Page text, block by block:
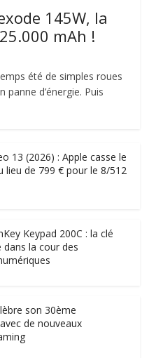
145W, la
mAh !
été de simples roues
d’énergie. Puis
13 (2026) : Apple casse le
lieu de 799 € pour le 8/512
Keypad 200C : la clé
dans la cour des
son 30ème
de nouveaux